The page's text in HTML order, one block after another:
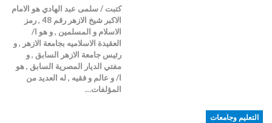
كتبت / سلمى عبد الهادي هو الامام
الاكبر شيخ الازهر رقم 48 , رمز
الاسلام و المسلمين , و هو ا/
العقيدة الاسلاميه بجامعة الازهر , و
رئيس جامعة الازهر السابق , و
مفتي الديار المصرية السابق , هو
ا/ و عالم و فقيه , له العديد من
المؤلفات…
التعليم وجامعات